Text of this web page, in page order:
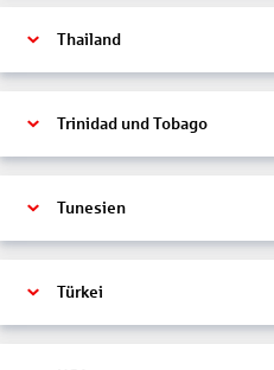
Thailand
Trinidad und Tobago
Tunesien
Türkei